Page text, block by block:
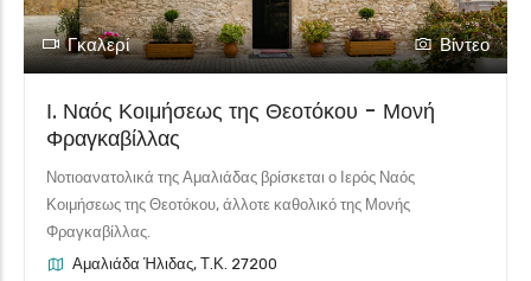
Γκαλερί Βίντεο
Ι. Ναός Κοιμήσεως της Θεοτόκου - Μονή
Φραγκαβίλλας
Νοτιοανατολικά της Αμαλιάδας βρίσκεται ο Ιερός Ναός
Κοιμήσεως της Θεοτόκου, άλλοτε καθολικό της Μονής
Φραγκαβίλλας.
Αμαλιάδα Ήλιδας, Τ.Κ. 27200